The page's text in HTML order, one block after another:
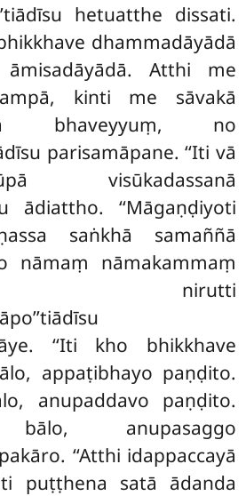
hetuatthe dissati.
dhammadāyādā
Atthi me
kinti me sāvakā
bhaveyyuṃ, no
parisamāpane. ‘‘Iti vā
visūkadassanā
ādiattho. ‘‘Māgaṇḍiyoti
saṅkhā samaññā
nāmaṃ nāmakammaṃ
nirutti
‘‘Iti kho bhikkhave
appaṭibhayo paṇḍito.
anupaddavo paṇḍito.
bālo, anupasaggo
‘‘Atthi idappaccayā
puṭṭhena satā ādanda